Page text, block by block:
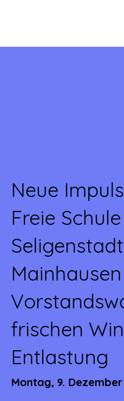
Neue
Freie Schule
Mainhausen
frischen
Entlastung
Montag, 9.